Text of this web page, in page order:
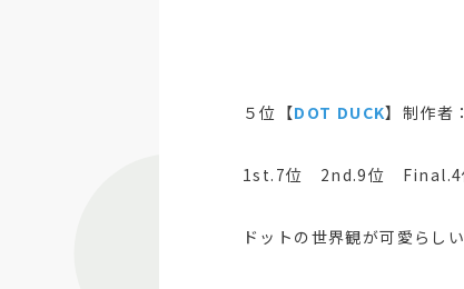
５位【DOT DUCK】制作者
1st.7位 2nd.9位 Final.4
ドットの世界観が可愛らし